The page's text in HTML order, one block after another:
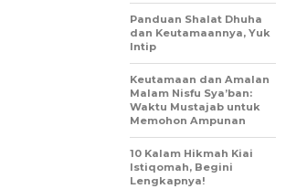
Panduan Shalat Dhuha
dan Keutamaannya, Yuk
Intip
Keutamaan dan Amalan
Malam Nisfu Sya’ban:
Waktu Mustajab untuk
Memohon Ampunan
10 Kalam Hikmah Kiai
Istiqomah, Begini
Lengkapnya!